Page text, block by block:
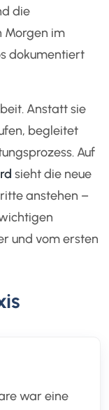
die
Morgen im
dokumentiert
Anstatt sie
begleitet
Auf
sieht die neue
anstehen –
und vom ersten
war eine